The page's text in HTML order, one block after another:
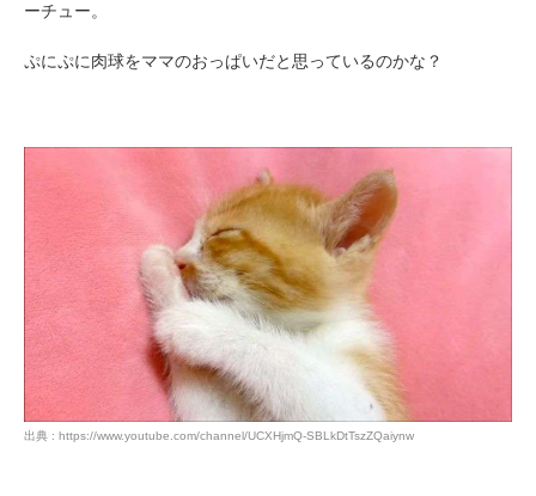
ーチュー。
ぷにぷに肉球をママのおっぱいだと思っているのかな？
出典 : https://www.youtube.com/channel/UCXHjmQ-SBLkDtTszZQaiynw
pecodogs
pecocats
PECOアプリをダウンロード済みの方
アプリで開く